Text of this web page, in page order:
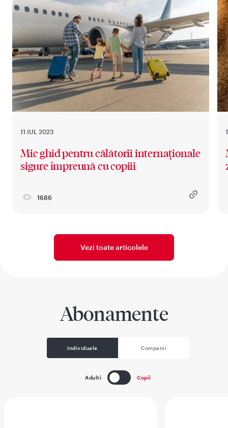
11 IUL 2023
Mic ghid pentru călătorii internaționale
sigure împreună cu copiii
1686
Vezi toate articolele
Abonamente
Individuale Companii
Adulti Copii